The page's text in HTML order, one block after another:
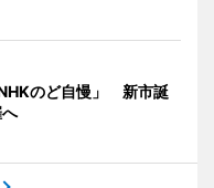
のど自慢」 新市誕